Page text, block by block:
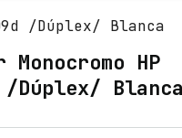
/Dúplex/ Blanca
HP
/Dúplex/